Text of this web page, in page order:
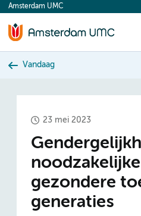
content
Amsterdam UMC
Vandaag
23 mei 2023
gezondere
generaties